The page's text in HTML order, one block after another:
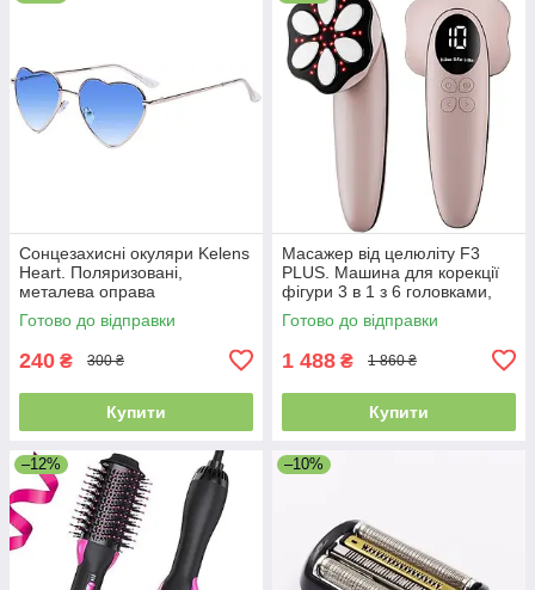
Сонцезахисні окуляри Kelens
Heart. Поляризовані,
металева оправа
Готово до відправки
240 ₴ 300 ₴
Купити
Масажер від целюліту F3
PLUS. Машина для корекції
фігури 3 в 1 з 6 головками,
для живота, талії, рук, ніг.
Уцінка
Готово до відправки
1 488 ₴ 1 860 ₴
Купити
–12% –10%